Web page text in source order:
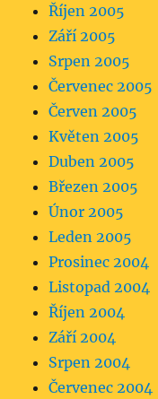
Říjen 2005
Září 2005
Srpen 2005
Červenec 2005
Červen 2005
Květen 2005
Duben 2005
Březen 2005
Únor 2005
Leden 2005
Prosinec 2004
Listopad 2004
Říjen 2004
Září 2004
Srpen 2004
Červenec 2004